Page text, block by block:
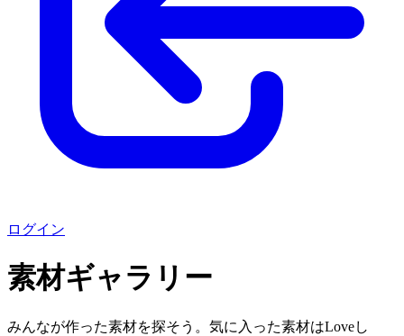
ログイン
素材ギャラリー
みんなが作った素材を探そう。気に入った素材はLoveし